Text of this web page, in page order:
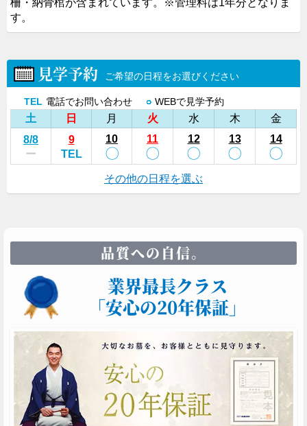
柵・納骨棺が含まれています。
※管理料は1年分となりま
す。
見学予約 ご希望の日程をお選びください
TEL 電話でお問い合わせ ○ WEBで見学予約
土 日 月 火 水 木
金
8/8
ー
9
TEL
10
〇
11
〇
12
〇
13
〇
14
〇
その他の日程を選ぶ
品質への自信。
業界最長クラス
「安心の20年保証」